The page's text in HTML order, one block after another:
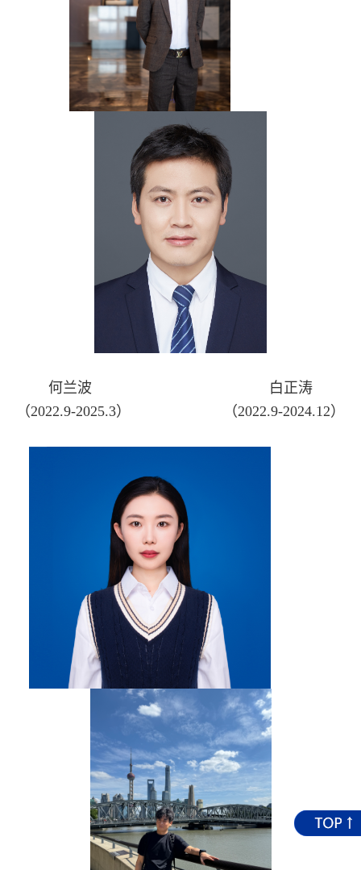
何兰波
白正涛
（2022.9-2025.3） （2022.9-2024.12）